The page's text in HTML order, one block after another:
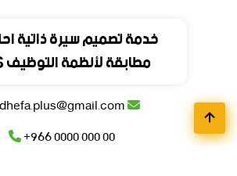
خدمة تصميم سيرة ذاتية
مطابقة لأنظمة التوظيف ATS
المملكة العربية
+966 0000 000 00